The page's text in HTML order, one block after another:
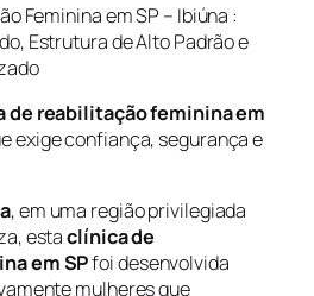
Feminina em SP – Ibiúna :
Estrutura de Alto Padrão e
de reabilitação feminina em
exige confiança, segurança e
, em uma região privilegiada
estaclínica de
em SPfoi desenvolvida
mulheres que